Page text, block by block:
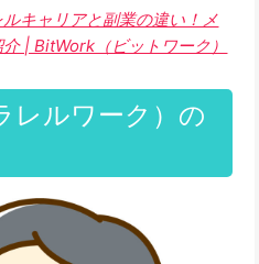
ルキャリアと副業の違い！メ
| BitWork（ビットワーク）
レルワーク）の